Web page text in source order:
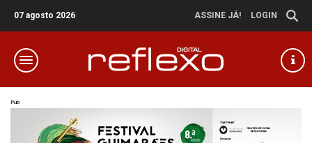
07 agosto 2026 ASSINE JÁ! LOGIN
Pub